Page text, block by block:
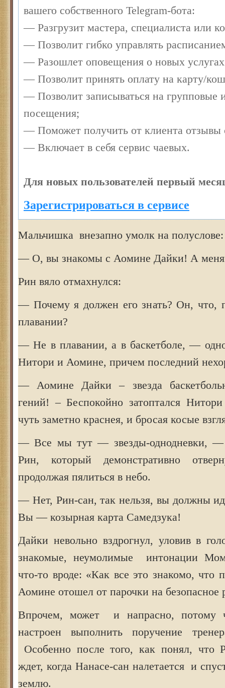
вашего собственного Telegram-бота:
— Разгрузит мастера, специалиста или
— Позволит гибко управлять
— Разошлет оповещения о новых
— Позволит принять оплату на карту/
— Позволит записываться на групповые
посещения;
— Поможет получить от клиента отзывы
— Включает в себя сервис чаевых.
Для новых пользователей первый
Зарегистрироваться в сервисе
Мальчишка внезапно умолк на полуслове:
— О, вы знакомы с Аомине Дайки! А меня
Рин вяло отмахнулся:
— Почему я должен его знать? Он, что,
плавании?
— Не в плавании, а в баскетболе, —
Нитори и Аомине, причем последний
— Аомине Дайки – звезда
гений! – Беспокойно затоптался
чуть заметно краснея, и бросая косые
— Все мы тут — звезды-однодневки, —
Рин, который демонстративно
продолжая пялиться в небо.
— Нет, Рин-сан, так нельзя, вы должны
Вы — козырная карта Самедзука!
Дайки невольно вздрогнул, уловив в
знакомые, неумолимые интонации
что-то вроде: «Как все это знакомо,
Аомине отошел от парочки на безопасное
Впрочем, может и напрасно, потому
настроен выполнить поручение
Особенно после того, как понял, что
ждет, когда Нанасе-сан налетается и
землю.